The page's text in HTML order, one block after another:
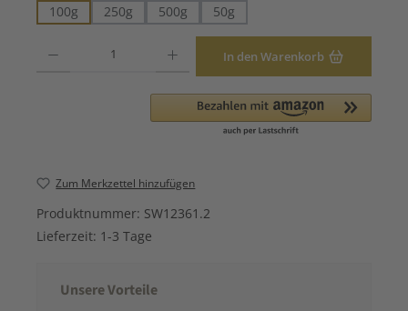
100g
250g 500g 50g
In den Warenkorb
Zum Merkzettel hinzufügen
Produktnummer: SW12361.2
Lieferzeit: 1-3 Tage
Unsere Vorteile